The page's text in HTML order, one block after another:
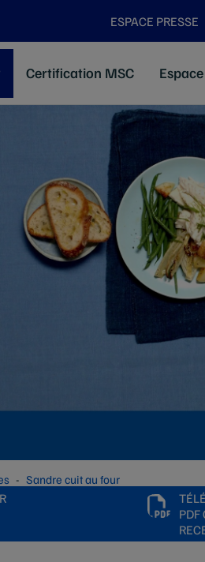
ESPACE PRESSE
Certification MSC
Sandre cuit au four
PDF